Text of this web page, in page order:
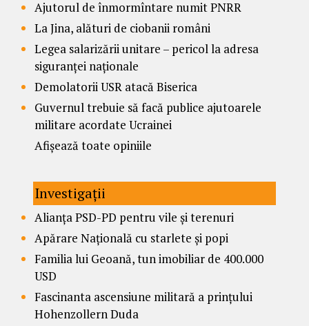
Ajutorul de înmormîntare numit PNRR
La Jina, alături de ciobanii români
Legea salarizării unitare – pericol la adresa
siguranței naționale
Demolatorii USR atacă Biserica
Guvernul trebuie să facă publice ajutoarele
militare acordate Ucrainei
Afișează toate opiniile
Investigații
Alianța PSD-PD pentru vile și terenuri
Apărare Națională cu starlete și popi
Familia lui Geoană, tun imobiliar de 400.000
USD
Fascinanta ascensiune militară a prințului
Hohenzollern Duda